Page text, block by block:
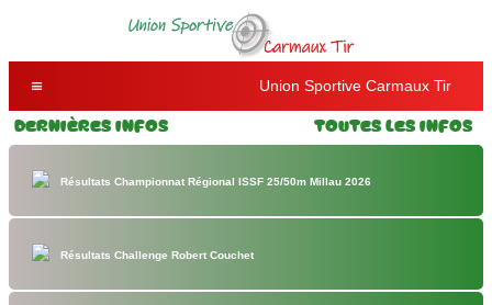
Union Sportive Carmaux Tir
Dernières Infos Toutes les Infos
Résultats Championnat Régional ISSF 25/50m Millau 2026
Résultats Challenge Robert Couchet